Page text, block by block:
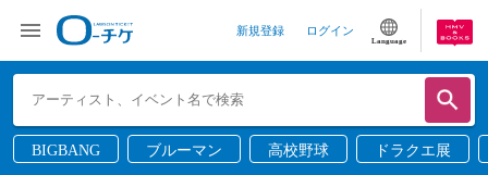
新規登録 ログイン
Language
BIGBANG ブルーマン 高校野球 ドラクエ展